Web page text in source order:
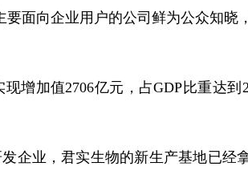
面向企业用户的公司鲜为公众知晓
增加值2706亿元，占GDP比重达到
企业，君实生物的新生产基地已经